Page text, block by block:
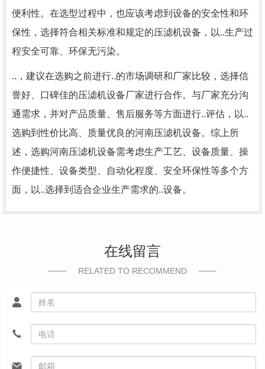
便利性。在选型过程中，也应该考虑到设备的安全性和环
保性，选择符合相关标准和规定的压滤机设备，以..生产过
程安全可靠、环保无污染。
..，建议在选购之前进行..的市场调研和厂家比较，选择信
誉好、口碑佳的压滤机设备厂家进行合作。与厂家充分沟
通需求，并对产品质量、售后服务等方面进行..评估，以..
选购到性价比高、质量优良的河南压滤机设备。综上所
述，选购河南压滤机设备需考虑生产工艺、设备质量、操
作便捷性、设备类型、自动化程度、安全环保性等多个方
面，以..选择到适合企业生产需求的..设备。
在线留言
RELATED TO RECOMMEND